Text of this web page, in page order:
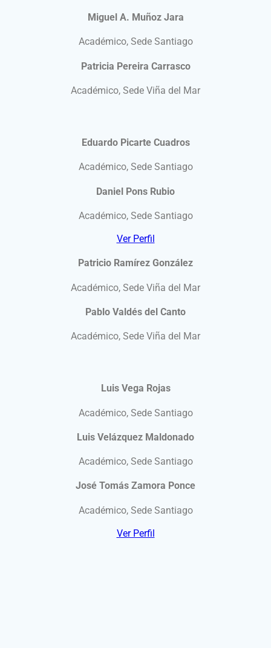
Miguel A. Muñoz Jara
Académico, Sede Santiago
Patricia Pereira Carrasco
Académico, Sede Viña del Mar
Eduardo Picarte Cuadros
Académico, Sede Santiago
Daniel Pons Rubio
Académico, Sede Santiago
Ver Perfil
Patricio Ramírez González
Académico, Sede Viña del Mar
Pablo Valdés del Canto
Académico, Sede Viña del Mar
Luis Vega Rojas
Académico, Sede Santiago
Luis Velázquez Maldonado
Académico, Sede Santiago
José Tomás Zamora Ponce
Académico, Sede Santiago
Ver Perfil